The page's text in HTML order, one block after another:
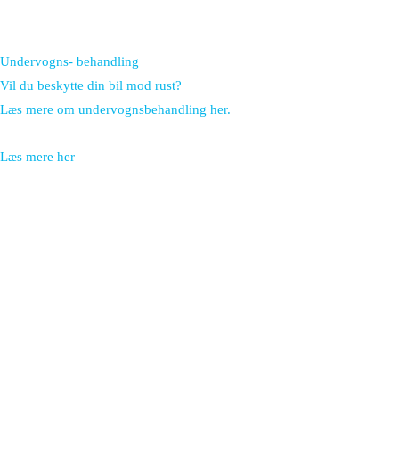
Undervogns- behandling
Vil du beskytte din bil mod rust?
Læs mere om undervognsbehandling her.
Læs mere her